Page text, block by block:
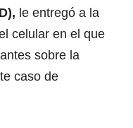
le entregó a la
celular en el que
sobre la
caso de